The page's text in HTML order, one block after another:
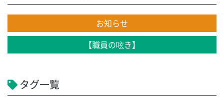
お知らせ
【職員の呟き】
タグ一覧